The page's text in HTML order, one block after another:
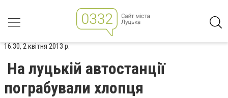
16:30, 2 квітня 2013 р.
На луцькій автостанції
пограбували хлопця